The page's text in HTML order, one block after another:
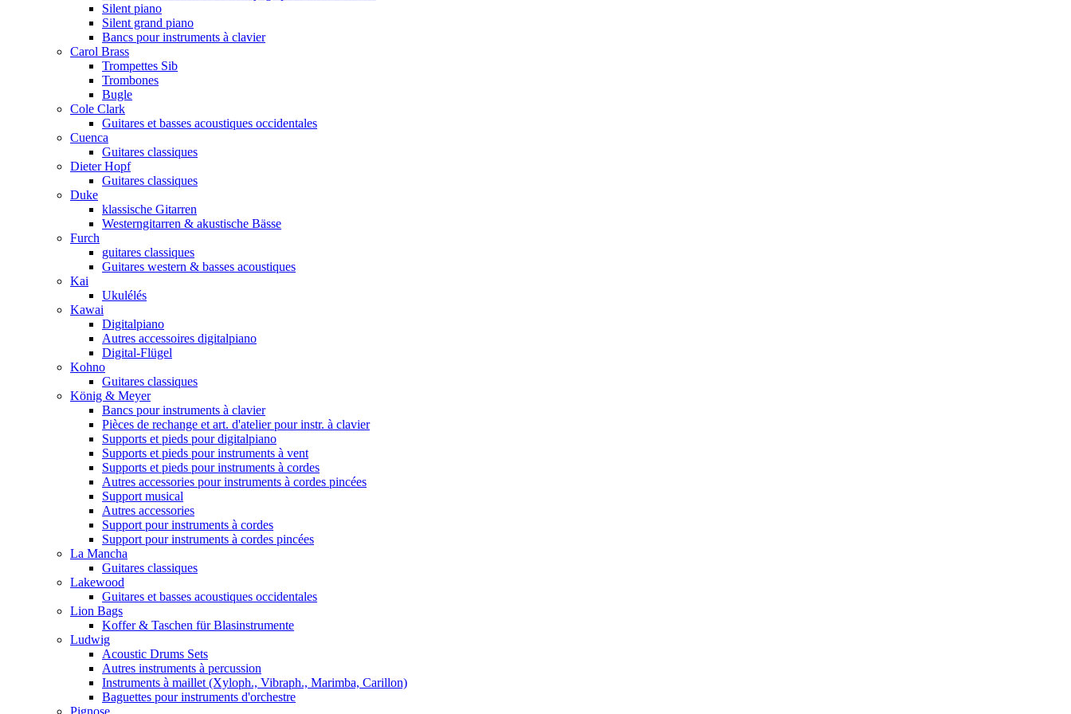
Silent piano
Silent grand piano
Bancs pour instruments à clavier
Carol Brass
Trompettes Sib
Trombones
Bugle
Cole Clark
Guitares et basses acoustiques occidentales
Cuenca
Guitares classiques
Dieter Hopf
Guitares classiques
Duke
klassische Gitarren
Westerngitarren & akustische Bässe
Furch
guitares classiques
Guitares western & basses acoustiques
Kai
Ukulélés
Kawai
Digitalpiano
Autres accessoires digitalpiano
Digital-Flügel
Kohno
Guitares classiques
König & Meyer
Bancs pour instruments à clavier
Pièces de rechange et art. d'atelier pour instr. à clavier
Supports et pieds pour digitalpiano
Supports et pieds pour instruments à vent
Supports et pieds pour instruments à cordes
Autres accessories pour instruments à cordes pincées
Support musical
Autres accessories
Support pour instruments à cordes
Support pour instruments à cordes pincées
La Mancha
Guitares classiques
Lakewood
Guitares et basses acoustiques occidentales
Lion Bags
Koffer & Taschen für Blasinstrumente
Ludwig
Acoustic Drums Sets
Autres instruments à percussion
Instruments à maillet (Xyloph., Vibraph., Marimba, Carillon)
Baguettes pour instruments d'orchestre